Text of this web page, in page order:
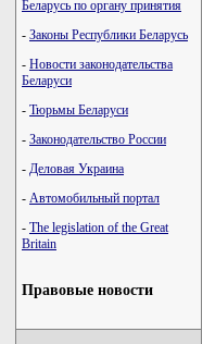
Беларусь по органу принятия
- Законы Республики Беларусь
- Новости законодательства
Беларуси
- Тюрьмы Беларуси
- Законодательство России
- Деловая Украина
- Автомобильный портал
- The legislation of the Great
Britain
Правовые новости